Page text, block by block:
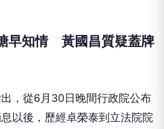
早知情 黃國昌質疑蓋牌
，從6月30日晚間行政院公布
以後，歷經卓榮泰到立法院院